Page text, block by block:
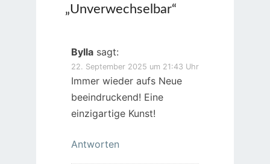
„Unverwechselbar“
Bylla sagt:
22. September 2025 um 21:43 Uhr
Immer wieder aufs Neue
beeindruckend! Eine
einzigartige Kunst!
Antworten